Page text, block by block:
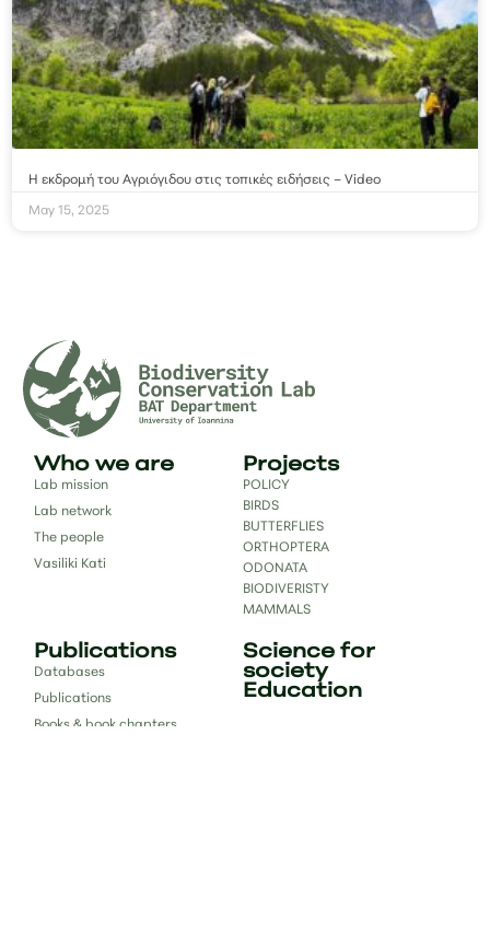
Η εκδρομή του Αγριόγιδου στις τοπικές ειδήσεις – Video
May 15, 2025
Who we are
Lab mission
Lab network
The people
Vasiliki Kati
Projects
POLICY
BIRDS
BUTTERFLIES
ORTHOPTERA
ODONATA
BIODIVERISTY
MAMMALS
Publications
Databases
Publications
Books & book chapters
Science for
society
Education